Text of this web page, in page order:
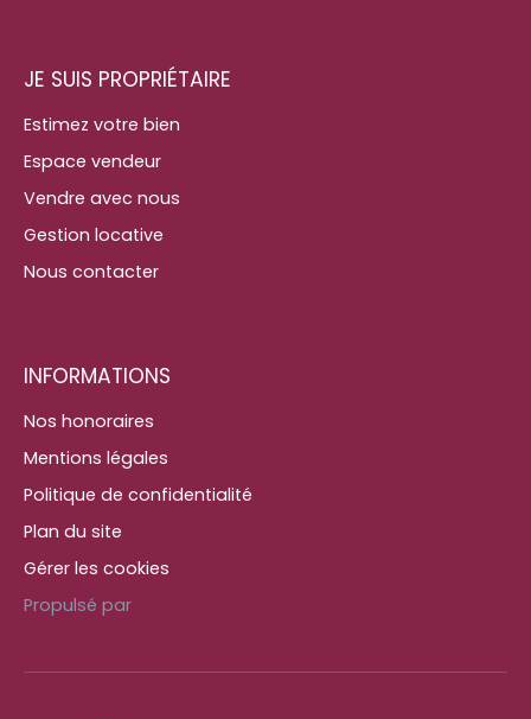
JE SUIS PROPRIÉTAIRE
Estimez votre bien
Espace vendeur
Vendre avec nous
Gestion locative
Nous contacter
INFORMATIONS
Nos honoraires
Mentions légales
Politique de confidentialité
Plan du site
Gérer les cookies
Propulsé par